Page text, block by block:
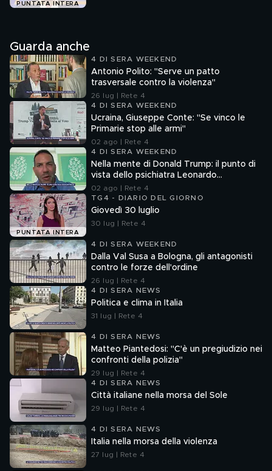
PUNTATA INTERA
Guarda anche
4 DI SERA WEEKEND
Antonio Polito: "Serve un patto
trasversale contro la violenza"
26 lug | Rete 4
4 DI SERA WEEKEND
Ucraina, Giuseppe Conte: "Se vinco le
Primarie stop alle armi"
02 ago | Rete 4
4 DI SERA WEEKEND
Nella mente di Donald Trump: il punto di
vista dello psichiatra Leonardo
Mendolicchio
02 ago | Rete 4
PUNTATA INTERA
TG4 - DIARIO DEL GIORNO
Giovedì 30 luglio
30 lug | Rete 4
4 DI SERA WEEKEND
Dalla Val Susa a Bologna, gli antagonisti
contro le forze dell'ordine
26 lug | Rete 4
4 DI SERA NEWS
Politica e clima in Italia
31 lug | Rete 4
4 DI SERA NEWS
Matteo Piantedosi: "C'è un pregiudizio nei
confronti della polizia"
29 lug | Rete 4
4 DI SERA NEWS
Città italiane nella morsa del Sole
29 lug | Rete 4
4 DI SERA NEWS
Italia nella morsa della violenza
27 lug | Rete 4